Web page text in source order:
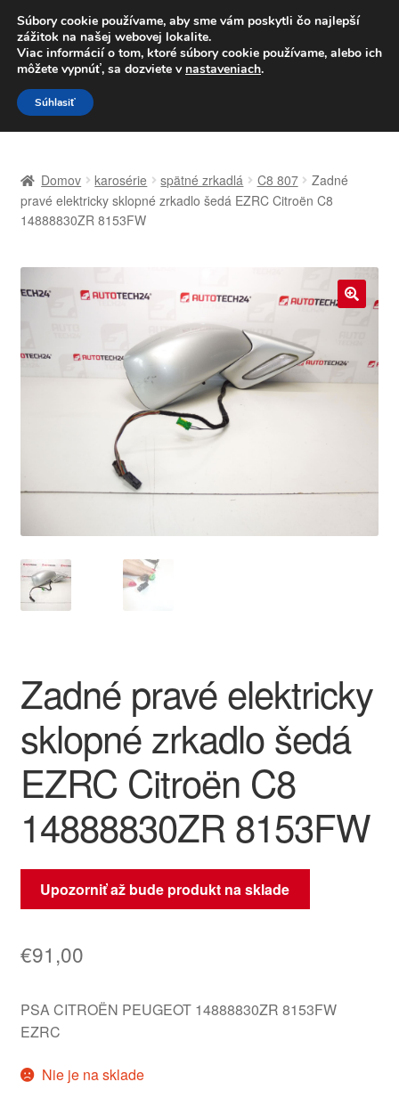
DOPRAVA od 6 EUR
Po–Pi 09:00–16:00 233 221 276
Preskočiť
na
navigáciu
Preskočiť
na
obsah
Celosvetová preprava
Kontakt
Môj účet
Obchodné podmienky
Platby
Reklamačný poriadok
Domov karosérie spätné zrkadlá C8 807
Zadné
pravé elektricky sklopné zrkadlo šedá EZRC Citroën C8
14888830ZR 8153FW
Zadné pravé elektricky
sklopné zrkadlo šedá
EZRC Citroën C8
14888830ZR 8153FW
Upozorniť až bude produkt na sklade
€91,00
PSA CITROËN PEUGEOT 14888830ZR 8153FW
EZRC
Nie je na sklade
Súbory cookie používame, aby sme vám poskytli čo najlepší
zážitok na našej webovej lokalite.
Viac informácií o tom, ktoré súbory cookie používame, alebo ich
môžete vypnúť, sa dozviete v nastaveniach.
Súhlasiť